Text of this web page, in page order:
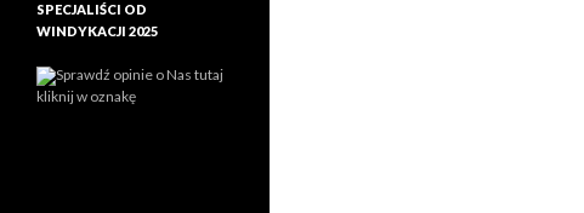
SPECJALIŚCI OD
WINDYKACJI 2025
Sprawdź opinie o Nas tutaj
kliknij w oznakę